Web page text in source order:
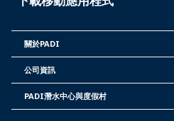
PADI
關於PADI
INFORMATION
公司資訊
PADI潛水中心與度假村